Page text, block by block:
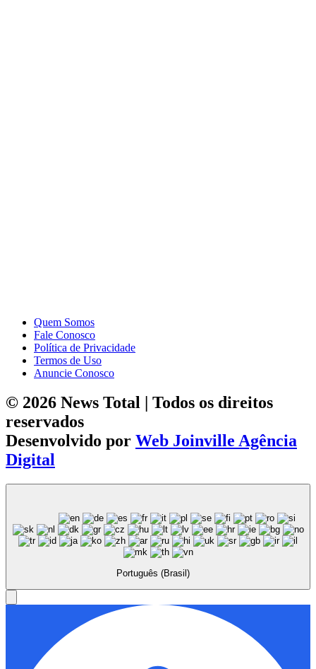
Quem Somos
Fale Conosco
Política de Privacidade
Termos de Uso
Anuncie Conosco
© 2026 News Total | Todos os direitos
reservados
Desenvolvido por Web Joinville Agência
Digital
Português (Brasil)